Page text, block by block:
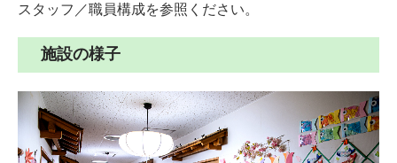
スタッフ／職員構成を参照ください。
施設の様子